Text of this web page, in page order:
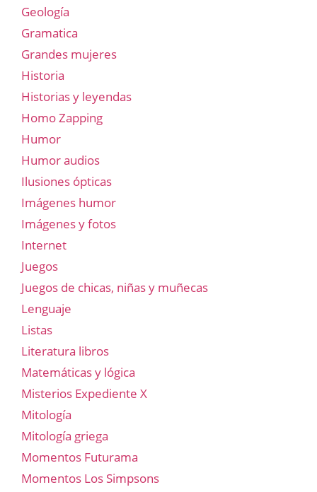
Geología
Gramatica
Grandes mujeres
Historia
Historias y leyendas
Homo Zapping
Humor
Humor audios
Ilusiones ópticas
Imágenes humor
Imágenes y fotos
Internet
Juegos
Juegos de chicas, niñas y muñecas
Lenguaje
Listas
Literatura libros
Matemáticas y lógica
Misterios Expediente X
Mitología
Mitología griega
Momentos Futurama
Momentos Los Simpsons